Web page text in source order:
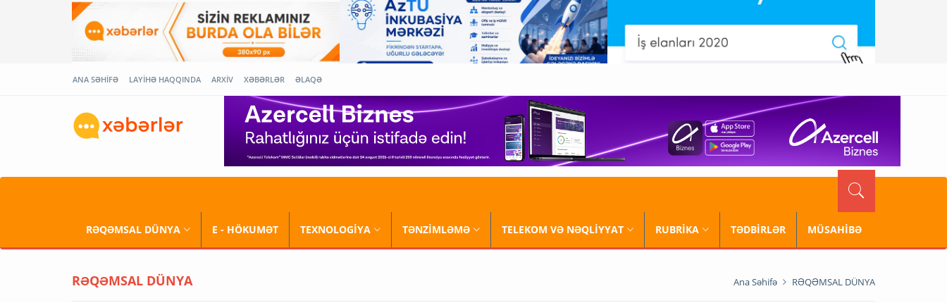
ANA SƏHİFƏ LAYİHƏ HAQQINDA ARXİV XƏBƏRLƏR ƏLAQƏ
RƏQƏMSAL DÜNYA E - HÖKUMƏT TEXNOLOGİYA TƏNZİMLƏMƏ TELEKOM VƏ NƏQLİYYAT RUBRİKA TƏDBİRLƏR MÜSAHİBƏ
RƏQƏMSAL DÜNYA Ana Səhifə RƏQƏMSAL DÜNYA